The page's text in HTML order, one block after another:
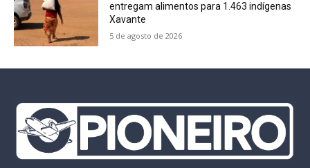
entregam alimentos para 1.463 indígenas
Xavante
5 de agosto de 2026